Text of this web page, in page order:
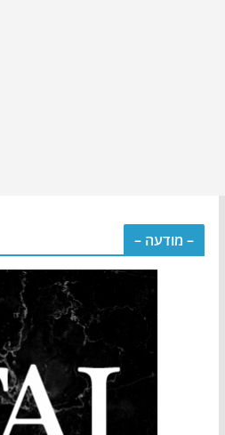
– מודעה –